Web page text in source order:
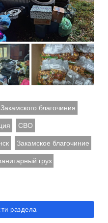
благочиния
СВО
Закамское благочиние
груз
раздела